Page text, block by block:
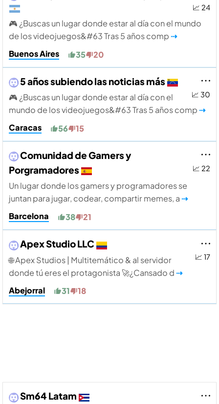
📈 24
🎮 ¿Buscas un lugar donde estar al día con el mundo
de los videojuegos&#63 Tras 5 años comp ⇢
Buenos Aires
35 20
📈 30
5 años subiendo las noticias más
🎮 ¿Buscas un lugar donde estar al día con el
mundo de los videojuegos&#63 Tras 5 años comp ⇢
Caracas
56 15
📈 22
Comunidad de Gamers y
Porgramadores
Un lugar donde los gamers y programadores se
juntan para jugar, codear, compartir memes, a ⇢
Barcelona
38 21
📈 17
Apex Studio LLC
​🌐 Apex Studios | Multitemático & al servidor
donde tú eres el protagonista 🚀 ​¿Cansado d ⇢
Abejorral
31 18
Sm64 Latam